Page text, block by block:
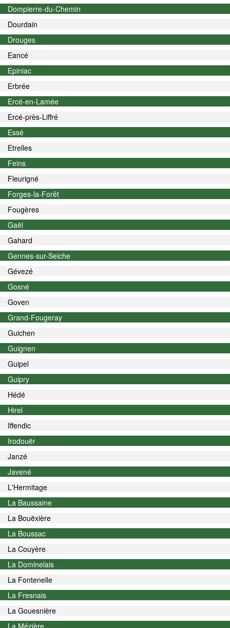
Dompierre-du-Chemin
Dourdain
Drouges
Eancé
Epiniac
Erbrée
Ercé-en-Lamée
Ercé-près-Liffré
Essé
Etrelles
Feins
Fleurigné
Forges-la-Forêt
Fougères
Gaël
Gahard
Gennes-sur-Seiche
Gévezé
Gosné
Goven
Grand-Fougeray
Guichen
Guignen
Guipel
Guipry
Hédé
Hirel
Iffendic
Irodouër
Janzé
Javené
L'Hermitage
La Baussaine
La Bouëxière
La Boussac
La Couyère
La Dominelais
La Fontenelle
La Fresnais
La Gouesnière
La Mézière